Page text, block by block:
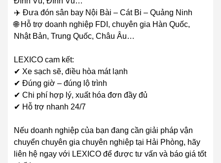
✈️ Đưa đón sân bay Nội Bài – Cát Bi – Quảng Ninh
🌐 Hỗ trợ doanh nghiệp FDI, chuyên gia Hàn Quốc,
Nhật Bản, Trung Quốc, Châu Âu…
LEXICO cam kết:
✔ Xe sạch sẽ, điều hòa mát lạnh
✔ Đúng giờ – đúng lộ trình
✔ Chi phí hợp lý, xuất hóa đơn đầy đủ
✔ Hỗ trợ nhanh 24/7
Nếu doanh nghiệp của bạn đang cần giải pháp vận
chuyển chuyên gia chuyên nghiệp tại Hải Phòng, hãy
liên hệ ngay với LEXICO để được tư vấn và báo giá tốt